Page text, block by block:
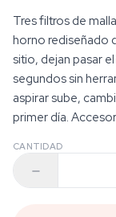
Tres filtros de
horno rediseñado
sitio, dejan pasar
segundos sin
aspirar sube,
primer día.
CANTIDAD